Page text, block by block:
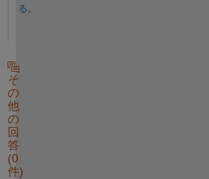
る。
そ
の
他
の
回
答
(0
件)